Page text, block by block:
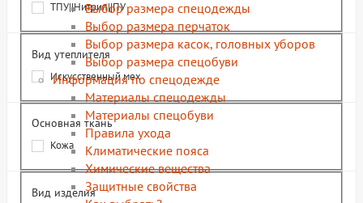
Выбор размера спецодежды
Выбор размера перчаток
Выбор размера касок, головных уборов
Выбор размера спецобуви
Информация по спецодежде
Материалы спецодежды
Материалы спецобуви
Правила ухода
Климатические пояса
Химические вещества
Защитные свойства
ТПУ||Нитрил||ПУ
Вид утеплителя
Искусственный мех
Основная ткань
Кожа
Вид изделия